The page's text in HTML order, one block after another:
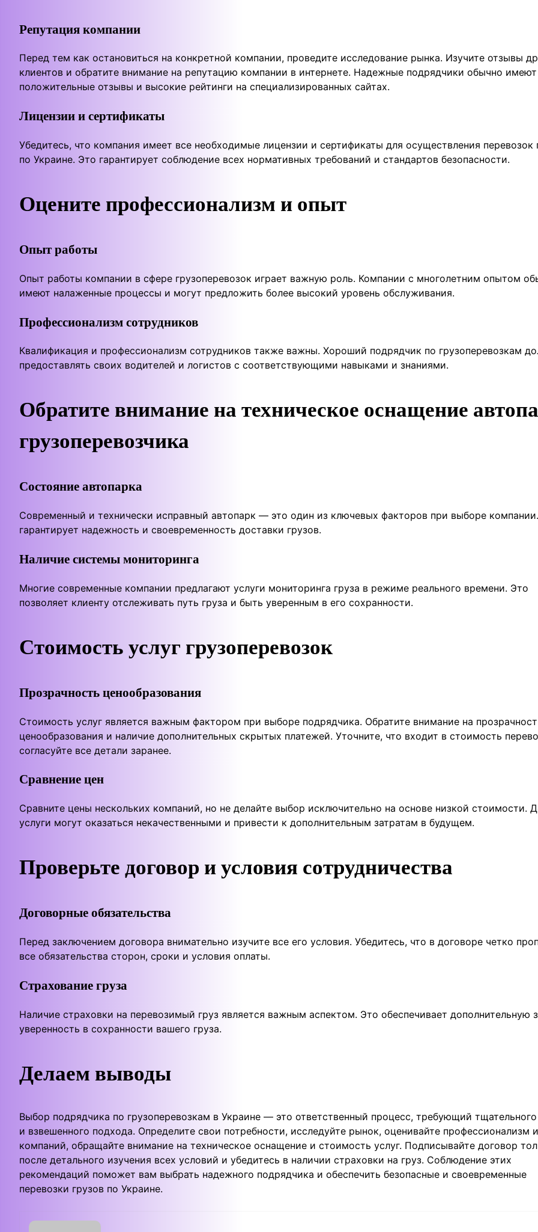
Репутация компании
Перед тем как остановиться на конкретной компании, проведите исследование рынка. Изучите отзывы
клиентов и обратите внимание на репутацию компании в интернете. Надежные подрядчики обычно имеют
положительные отзывы и высокие рейтинги на специализированных сайтах.
Лицензии и сертификаты
Убедитесь, что компания имеет все необходимые лицензии и сертификаты для осуществления перевозок
по Украине. Это гарантирует соблюдение всех нормативных требований и стандартов безопасности.
Оцените профессионализм и опыт
Опыт работы
Опыт работы компании в сфере грузоперевозок играет важную роль. Компании с многолетним опытом
имеют налаженные процессы и могут предложить более высокий уровень обслуживания.
Профессионализм сотрудников
Квалификация и профессионализм сотрудников также важны. Хороший подрядчик по грузоперевозкам
предоставлять своих водителей и логистов с соответствующими навыками и знаниями.
Обратите внимание на техническое оснащение
грузоперевозчика
Состояние автопарка
Современный и технически исправный автопарк — это один из ключевых факторов при выборе
гарантирует надежность и своевременность доставки грузов.
Наличие системы мониторинга
Многие современные компании предлагают услуги мониторинга груза в режиме реального времени. Это
позволяет клиенту отслеживать путь груза и быть уверенным в его сохранности.
Стоимость услуг грузоперевозок
Прозрачность ценообразования
Стоимость услуг является важным фактором при выборе подрядчика. Обратите внимание на
ценообразования и наличие дополнительных скрытых платежей. Уточните, что входит в стоимость
согласуйте все детали заранее.
Сравнение цен
Сравните цены нескольких компаний, но не делайте выбор исключительно на основе низкой стоимости.
услуги могут оказаться некачественными и привести к дополнительным затратам в будущем.
Проверьте договор и условия сотрудничества
Договорные обязательства
Перед заключением договора внимательно изучите все его условия. Убедитесь, что в договоре четко
все обязательства сторон, сроки и условия оплаты.
Страхование груза
Наличие страховки на перевозимый груз является важным аспектом. Это обеспечивает дополнительную
уверенность в сохранности вашего груза.
Делаем выводы
Выбор подрядчика по грузоперевозкам в Украине — это ответственный процесс, требующий тщательного
и взвешенного подхода. Определите свои потребности, исследуйте рынок, оценивайте профессионализм
компаний, обращайте внимание на техническое оснащение и стоимость услуг. Подписывайте договор
после детального изучения всех условий и убедитесь в наличии страховки на груз. Соблюдение этих
рекомендаций поможет вам выбрать надежного подрядчика и обеспечить безопасные и своевременные
перевозки грузов по Украине.